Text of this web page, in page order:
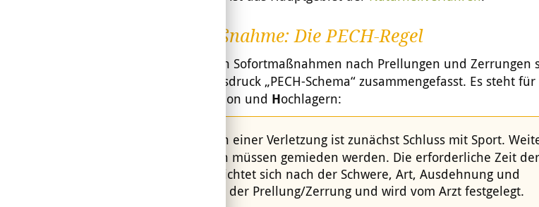
Sofortmaßnahme: Die PECH-Regel
Die wichtigsten Sofortmaßnahmen nach Prellungen und Zerrungen
unter dem Ausdruck „PECH-Schema“ zusammengefasst. Es steht für
ompression und Hochlagern:
Nach einer Verletzung ist zunächst Schluss mit Sport.
Belastungen müssen gemieden werden. Die erforderliche Zeit der
Inaktivität richtet sich nach der Schwere, Art, Ausdehnung und
Lokalisation der Prellung/Zerrung und wird vom Arzt festgelegt.